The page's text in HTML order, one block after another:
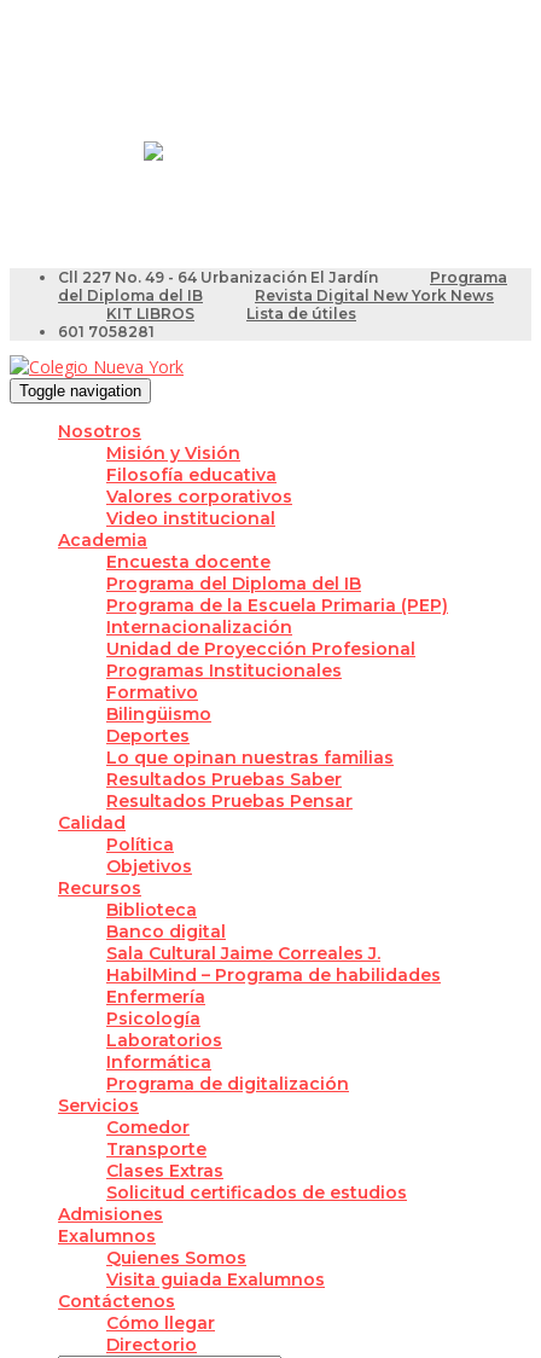
Cll 227 No. 49 - 64 Urbanización El Jardín
Programa
del Diploma del IB
Revista Digital New York News
KIT LIBROS
Lista de útiles
601 7058281
Toggle navigation
Nosotros
Misión y Visión
Filosofía educativa
Valores corporativos
Video institucional
Academia
Encuesta docente
Programa del Diploma del IB
Programa de la Escuela Primaria (PEP)
Internacionalización
Unidad de Proyección Profesional
Programas Institucionales
Formativo
Bilingüismo
Deportes
Lo que opinan nuestras familias
Resultados Pruebas Saber
Resultados Pruebas Pensar
Calidad
Política
Objetivos
Recursos
Biblioteca
Banco digital
Sala Cultural Jaime Correales J.
HabilMind – Programa de habilidades
Enfermería
Psicología
Laboratorios
Informática
Programa de digitalización
Servicios
Comedor
Transporte
Clases Extras
Solicitud certificados de estudios
Admisiones
Exalumnos
Quienes Somos
Visita guiada Exalumnos
Contáctenos
Cómo llegar
Directorio